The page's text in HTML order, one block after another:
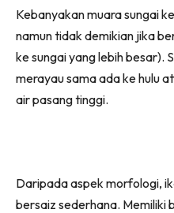
Kebanyakan muara sungai
namun tidak demikian jika
ke sungai yang lebih besar).
merayau sama ada ke hulu
air pasang tinggi.
Daripada aspek morfologi,
bersaiz sederhana. Memiliki